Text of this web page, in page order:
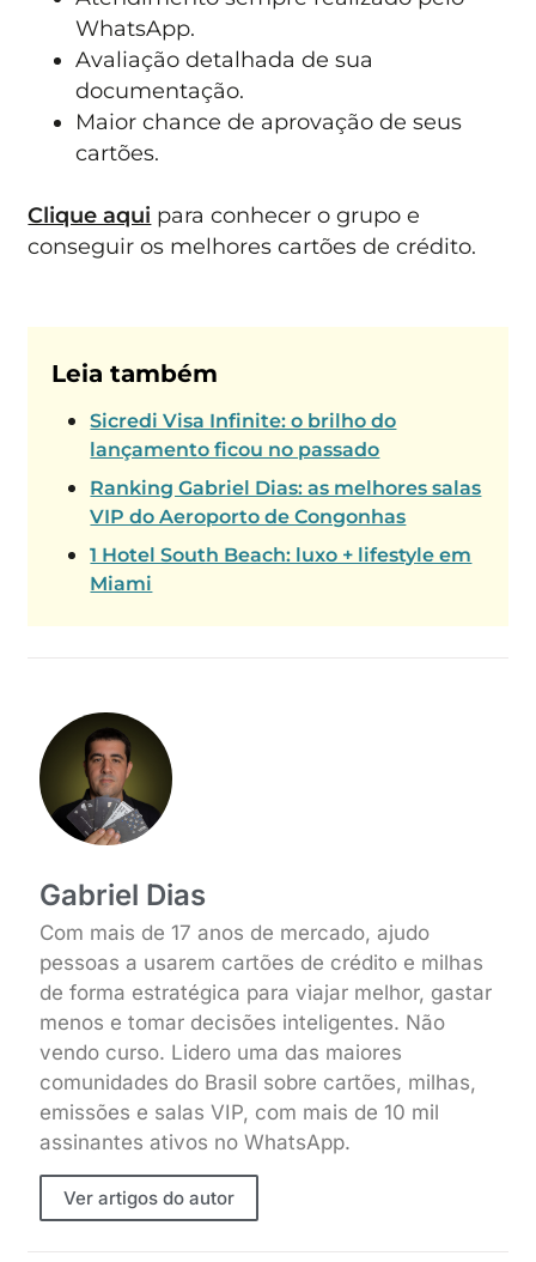
WhatsApp.
Avaliação detalhada de sua
documentação.
Maior chance de aprovação de seus
cartões.
Clique aqui para conhecer o grupo e
conseguir os melhores cartões de crédito.
Leia também
Sicredi Visa Infinite: o brilho do
lançamento ficou no passado
Ranking Gabriel Dias: as melhores salas
VIP do Aeroporto de Congonhas
1 Hotel South Beach: luxo + lifestyle em
Miami
Gabriel Dias
Com mais de 17 anos de mercado, ajudo
pessoas a usarem cartões de crédito e milhas
de forma estratégica para viajar melhor, gastar
menos e tomar decisões inteligentes. Não
vendo curso. Lidero uma das maiores
comunidades do Brasil sobre cartões, milhas,
emissões e salas VIP, com mais de 10 mil
assinantes ativos no WhatsApp.
Ver artigos do autor